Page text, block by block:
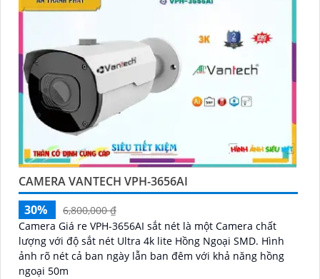
CAMERA VANTECH VPH-3656AI
30%
6,800,000 ₫
Camera Giá re VPH-3656AI sắt nét là một Camera chất
lượng với độ sắt nét Ultra 4k lite Hồng Ngoại SMD. Hình
ảnh rõ nét cả ban ngày lẫn ban đêm với khả năng hồng
ngoại 50m